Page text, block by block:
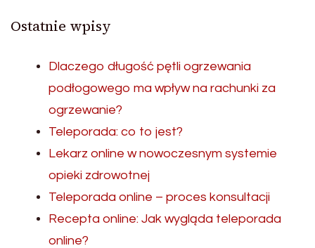
Ostatnie wpisy
Dlaczego długość pętli ogrzewania
podłogowego ma wpływ na rachunki za
ogrzewanie?
Teleporada: co to jest?
Lekarz online w nowoczesnym systemie
opieki zdrowotnej
Teleporada online – proces konsultacji
Recepta online: Jak wygląda teleporada
online?